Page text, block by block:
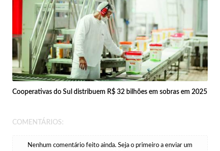
Cooperativas do Sul distribuem R$ 32 bilhões em sobras em 2025
COMENTÁRIOS:
Nenhum comentário feito ainda. Seja o primeiro a enviar um